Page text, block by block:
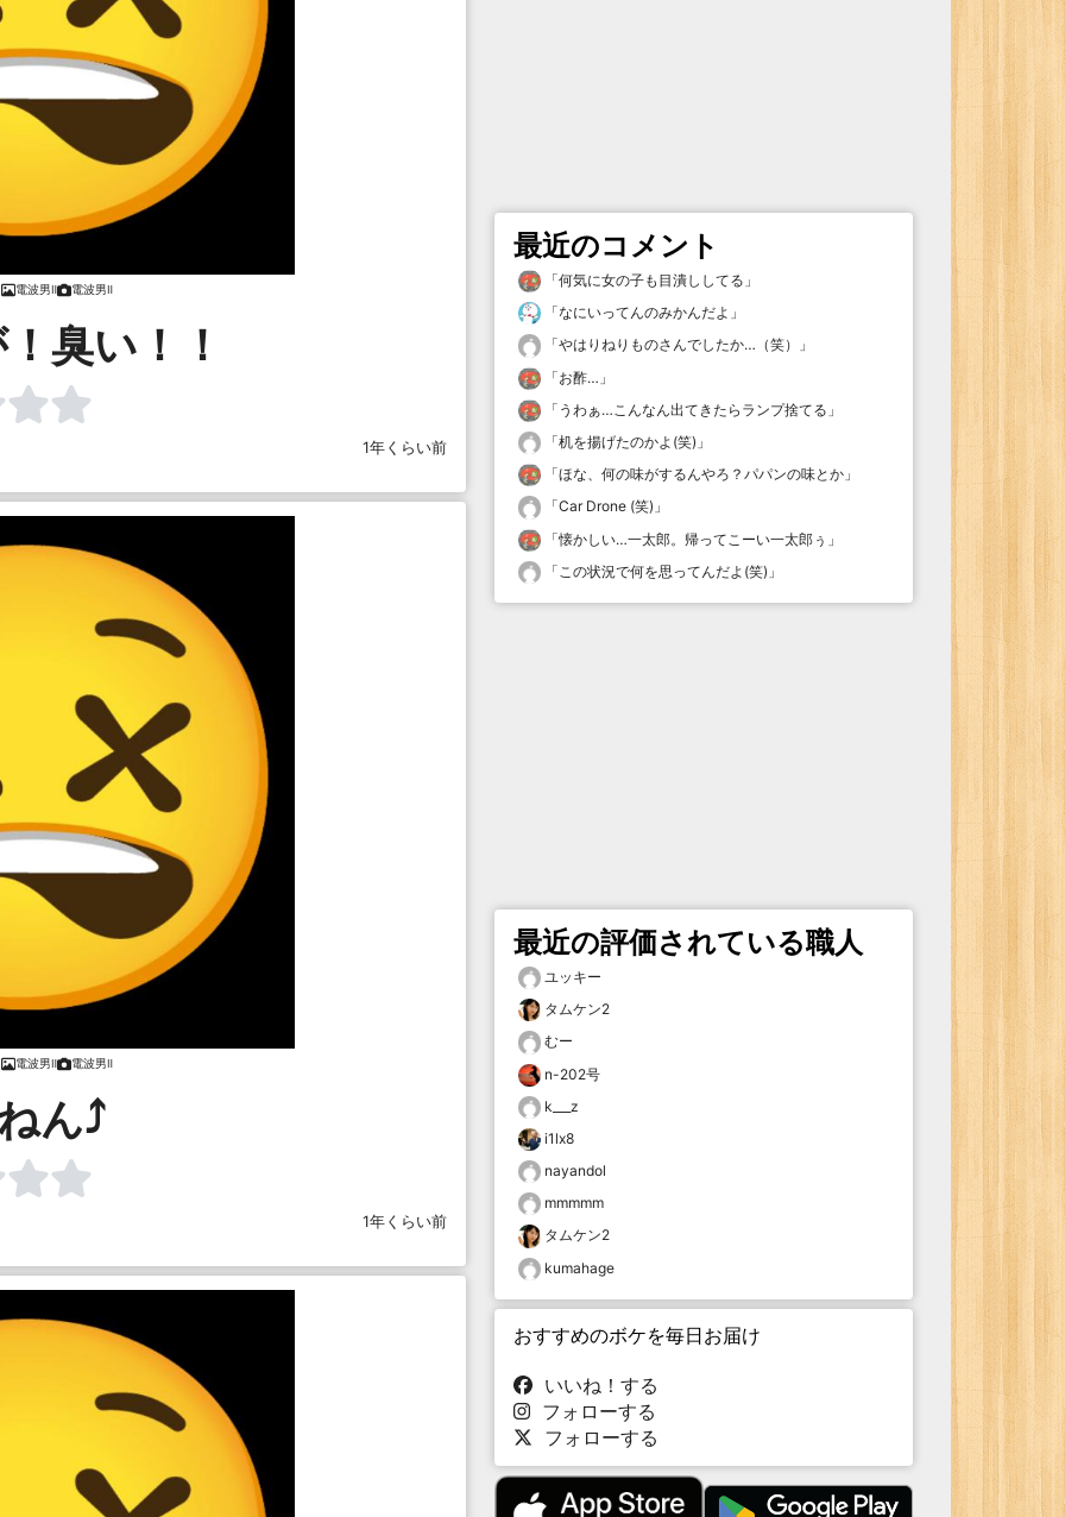
電波男Ⅱ 電波男Ⅱ
臭い！！
1年くらい前
電波男Ⅱ 電波男Ⅱ
ん⤴︎︎︎
1年くらい前
最近のコメント
「何気に女の子も目潰ししてる 」
「なにいってんのみかんだよ 」
「やはりねりものさんでしたか…（笑）
」
「お酢… 」
「 うわぁ…こんなん出てきたらランプ捨てる 」
「机を揚げたのかよ(笑) 」
「ほな、何の味がするんやろ？パパンの味とか 」
「Car Drone (笑) 」
「懐かしい…一太郎。帰ってこーい一太郎ぅ 」
「 この状況で何を思ってんだよ(笑) 」
最近の評価されている職人
ユッキー
タムケン2
むー
n-202号
k___z
i1lx8
nayandol
mmmmm
タムケン2
kumahage
おすすめのボケを毎日お届け
いいね！する
フォローする
フォローする